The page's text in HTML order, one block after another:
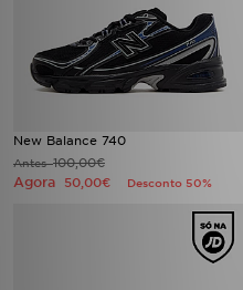
New Balance 740
Antes100,00€
Agora 50,00€ Desconto 50%